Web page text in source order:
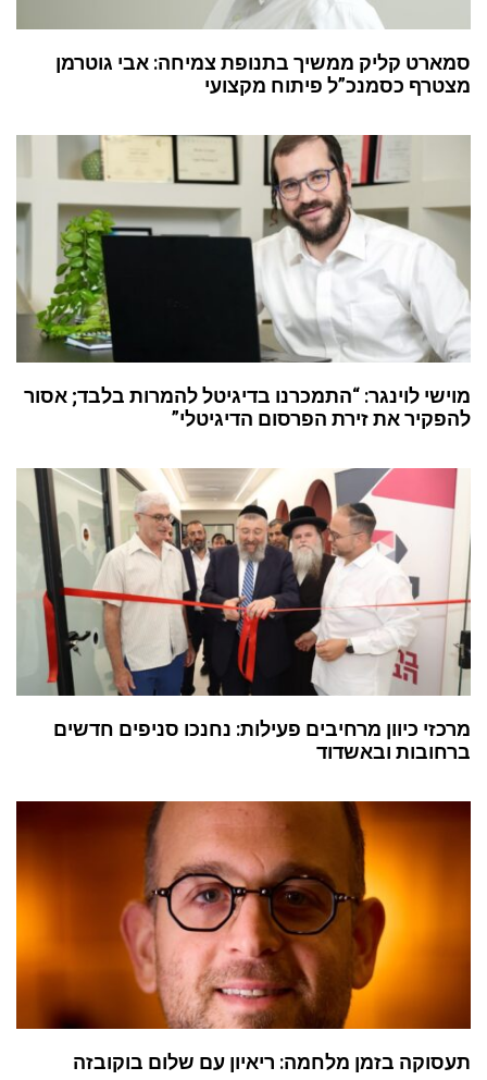
סמארט קליק ממשיך בתנופת צמיחה: אבי גוטרמן
מצטרף כסמנכ”ל פיתוח מקצועי
מוישי לוינגר: “התמכרנו בדיגיטל להמרות בלבד; אסור
להפקיר את זירת הפרסום הדיגיטלי”
מרכזי כיוון מרחיבים פעילות: נחנכו סניפים חדשים
ברחובות ובאשדוד
תעסוקה בזמן מלחמה: ריאיון עם שלום בוקובזה